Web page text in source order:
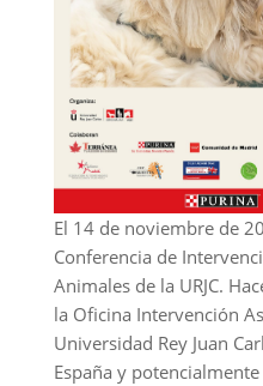
El 14 de noviembre de
Conferencia de
Animales de la URJC.
la Oficina Intervención
Universidad Rey Juan
España y